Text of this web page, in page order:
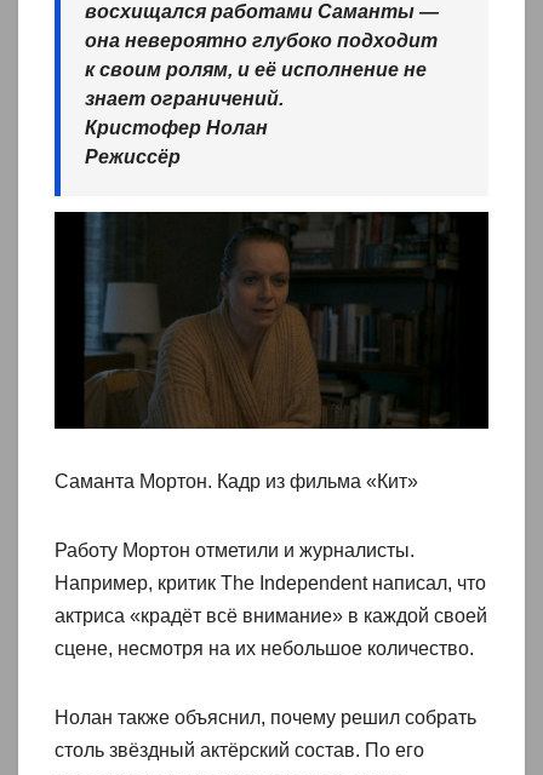
восхищался работами Саманты —
она невероятно глубоко подходит
к своим ролям, и её исполнение не
знает ограничений.
Кристофер Нолан
Режиссёр
Саманта Мортон. Кадр из фильма «Кит»
Работу Мортон отметили и журналисты.
Например, критик The Independent написал, что
актриса «крадёт всё внимание» в каждой своей
сцене, несмотря на их небольшое количество.
Нолан также объяснил, почему решил собрать
столь звёздный актёрский состав. По его